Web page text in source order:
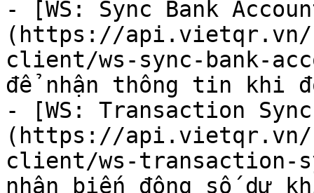
- [WS: Sync Bank
(https://api.vietqr.vn/
client/ws-sync-bank-
để nhận thông tin khi
- [WS: Transaction
(https://api.vietqr.vn/
client/ws-transaction-
nhận biến động số dư